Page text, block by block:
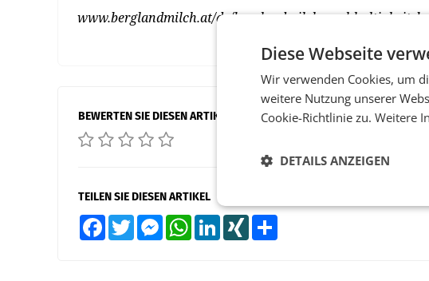
www.berglandmilch.at/de/berglandmilch-
BEWERTEN SIE DIESEN ARTIKEL
TEILEN SIE DIESEN ARTIKEL
FacebookTwitter MessengerWhatsAppLinkedInXING
Diese Webseite
Wir verwenden Cookies, um
weitere Nutzung unserer
Cookie-Richtlinie zu. Weitere
DETAILS ANZEIGEN